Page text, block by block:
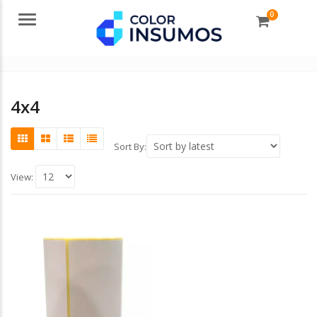
Menu 0
4x4
Sort By:
View: